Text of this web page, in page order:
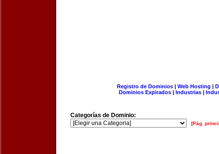
Registro de Dominios| Web Hosting |
Dominios Expirados | Industrias |
Categorías de Dominio:
[Pág.